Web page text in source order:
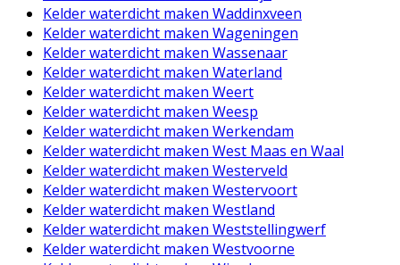
Kelder waterdicht maken Waddinxveen
Kelder waterdicht maken Wageningen
Kelder waterdicht maken Wassenaar
Kelder waterdicht maken Waterland
Kelder waterdicht maken Weert
Kelder waterdicht maken Weesp
Kelder waterdicht maken Werkendam
Kelder waterdicht maken West Maas en Waal
Kelder waterdicht maken Westerveld
Kelder waterdicht maken Westervoort
Kelder waterdicht maken Westland
Kelder waterdicht maken Weststellingwerf
Kelder waterdicht maken Westvoorne